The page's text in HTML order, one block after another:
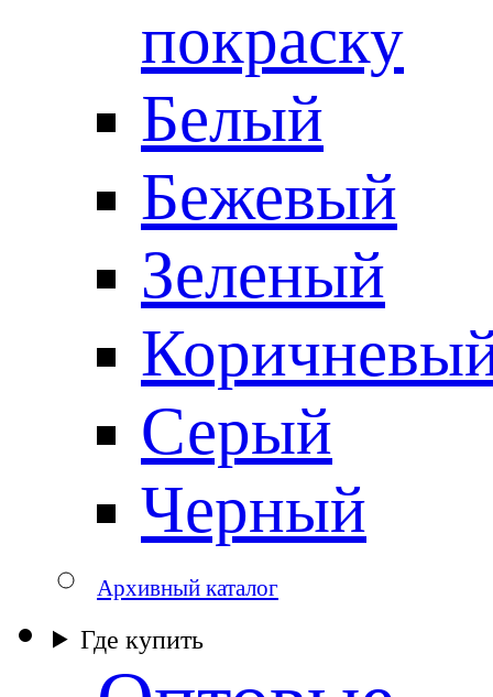
покраску
Белый
Бежевый
Зеленый
Серый
Черный
Архивный каталог
Где купить